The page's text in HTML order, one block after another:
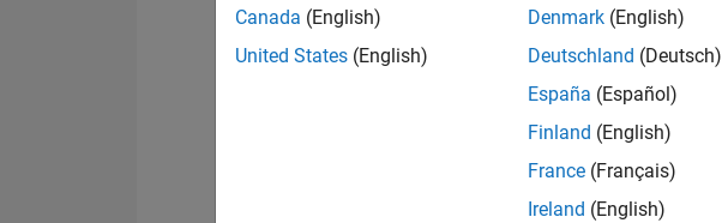
Canada (English)
United States (English)
Denmark (English)
Deutschland (Deutsch)
España (Español)
Finland (English)
France (Français)
Ireland (English)